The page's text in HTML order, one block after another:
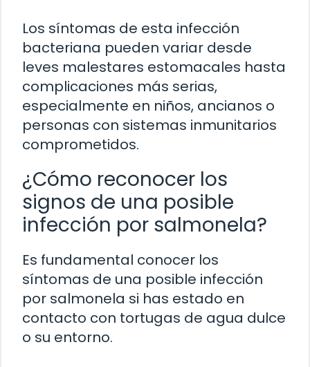
Los síntomas de esta infección
bacteriana pueden variar desde
leves malestares estomacales hasta
complicaciones más serias,
especialmente en niños, ancianos o
personas con sistemas inmunitarios
comprometidos.
¿Cómo reconocer los
signos de una posible
infección por salmonela?
Es fundamental conocer los
síntomas de una posible infección
por salmonela si has estado en
contacto con tortugas de agua dulce
o su entorno.